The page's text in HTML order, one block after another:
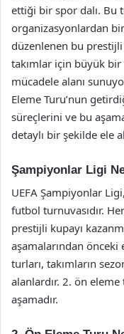
ettiği bir spor dalı. Bu
organizasyonlardan
düzenlenen bu
takımlar için büyük bir
mücadele alanı
Eleme Turu’nun
süreçlerini ve bu
detaylı bir şekilde ele
Şampiyonlar Ligi
UEFA Şampiyonlar
futbol turnuvasıdır.
prestijli kupayı
aşamalarından önceki
turları, takımların
alanlardır. 2. ön
aşamadır.